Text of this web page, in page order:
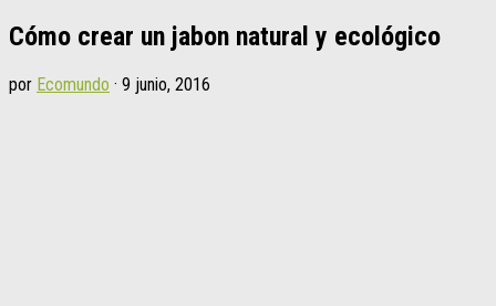
Cómo crear un jabon natural y ecológico
por Ecomundo · 9 junio, 2016